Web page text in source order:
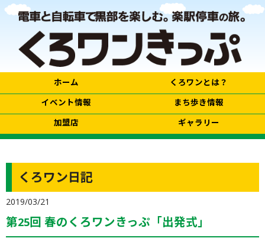
ホーム
くろワンとは？
イベント情報
まち歩き情報
加盟店
ギャラリー
くろワン日記
2019/03/21
第25回 春のくろワンきっぷ「出発式」